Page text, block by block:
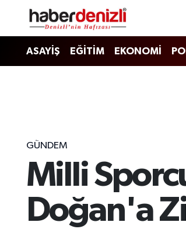
ASAYİŞ EĞİTİM EKONOMİ
GÜNDEM
Milli
Doğan'a
Denizli Nöbetçi Eczaneler
Tüm Manşetler
Son Dakika Haberleri
Haber Arşivi